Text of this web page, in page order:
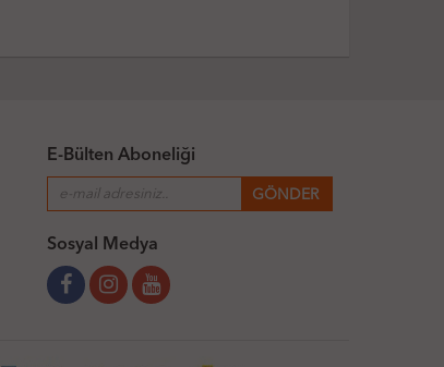
E-Bülten Aboneliği
Sosyal Medya